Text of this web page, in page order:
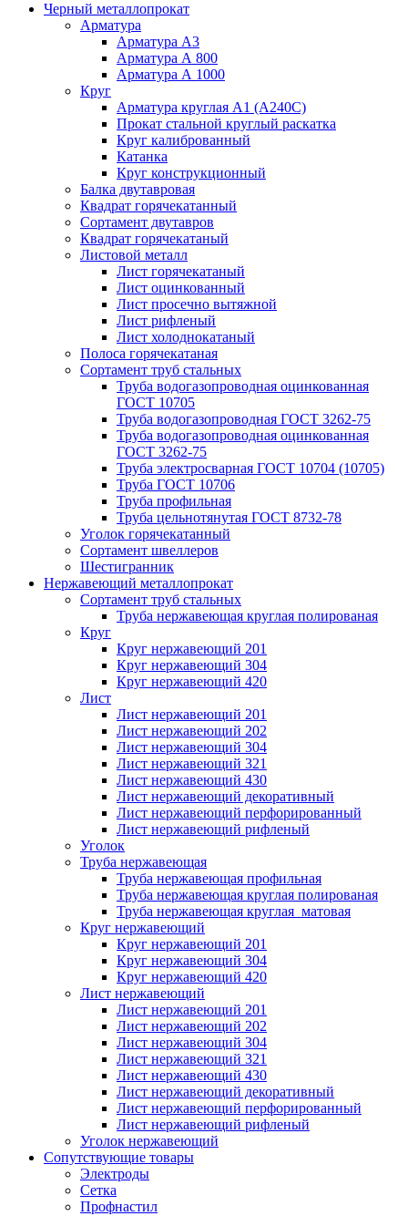
Черный металлопрокат
Арматура
Арматура А3
Арматура А 800
Арматура А 1000
Круг
Арматура круглая А1 (А240C)
Прокат стальной круглый раскатка
Круг калиброванный
Катанка
Круг конструкционный
Балка двутавровая
Квадрат горячекатанный
Сортамент двутавров
Квадрат горячекатаный
Листовой металл
Лист горячекатаный
Лист оцинкованный
Лист просечно вытяжной
Лист рифленый
Лист холоднокатаный
Полоса горячекатаная
Сортамент труб стальных
Труба водогазопроводная оцинкованная
ГОСТ 10705
Труба водогазопроводная ГОСТ 3262-75
Труба водогазопроводная оцинкованная
ГОСТ 3262-75
Труба электросварная ГОСТ 10704 (10705)
Труба ГОСТ 10706
Труба профильная
Труба цельнотянутая ГОСТ 8732-78
Уголок горячекатанный
Сортамент швеллеров
Шестигранник
Нержавеющий металлопрокат
Сортамент труб стальных
Труба нержавеющая круглая полированая
Круг
Круг нержавеющий 201
Круг нержавеющий 304
Круг нержавеющий 420
Лист
Лист нержавеющий 201
Лист нержавеющий 202
Лист нержавеющий 304
Лист нержавеющий 321
Лист нержавеющий 430
Лист нержавеющий декоративный
Лист нержавеющий перфорированный
Лист нержавеющий рифленый
Уголок
Труба нержавеющая
Труба нержавеющая профильная
Труба нержавеющая круглая полированая
Труба нержавеющая круглая матовая
Круг нержавеющий
Круг нержавеющий 201
Круг нержавеющий 304
Круг нержавеющий 420
Лист нержавеющий
Лист нержавеющий 201
Лист нержавеющий 202
Лист нержавеющий 304
Лист нержавеющий 321
Лист нержавеющий 430
Лист нержавеющий декоративный
Лист нержавеющий перфорированный
Лист нержавеющий рифленый
Уголок нержавеющий
Cопутствующие товары
Электроды
Сетка
Профнастил